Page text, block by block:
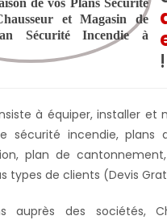
!
à équiper, installer et
sécurité incendie, plans
plan de
types de clients (Devis
auprès des sociétés,